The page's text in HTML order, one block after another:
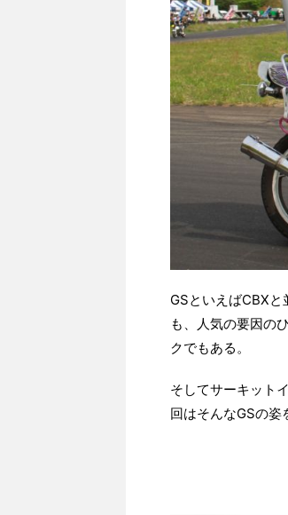
GSといえばCBX
も、人気の要因の
クでもある。
そしてサーキット
回はそんなGSの姿